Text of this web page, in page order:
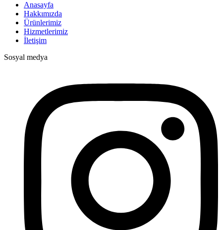
Anasayfa
Hakkımızda
Ürünlerimiz
Hizmetlerimiz
İletişim
Sosyal medya